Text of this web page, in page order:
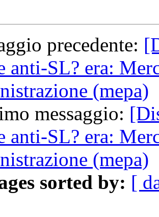
precedente:
anti-SL? era:
(mepa)
messaggio:
anti-SL? era:
(mepa)
sorted by: [